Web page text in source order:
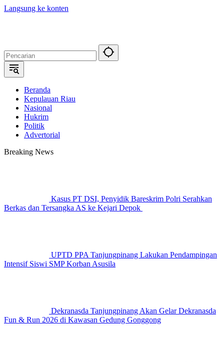
Langsung ke konten
Beranda
Kepulauan Riau
Nasional
Hukrim
Politik
Advertorial
Breaking News
Kasus PT DSI, Penyidik Bareskrim Polri Serahkan
Berkas dan Tersangka AS ke Kejari Depok
UPTD PPA Tanjungpinang Lakukan Pendampingan
Intensif Siswi SMP Korban Asusila
Dekranasda Tanjungpinang Akan Gelar Dekranasda
Fun & Run 2026 di Kawasan Gedung Gonggong